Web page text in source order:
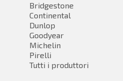
Bridgestone
Continental
Dunlop
Goodyear
Michelin
Pirelli
Tutti i produttori